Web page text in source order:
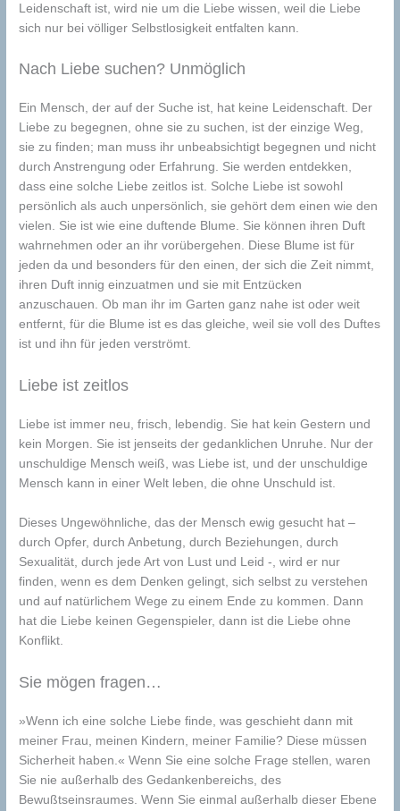
Leidenschaft ist, wird nie um die Liebe wissen, weil die Liebe
sich nur bei völliger Selbstlosigkeit entfalten kann.
Nach Liebe suchen? Unmöglich
Ein Mensch, der auf der Suche ist, hat keine Leidenschaft. Der
Liebe zu begegnen, ohne sie zu suchen, ist der einzige Weg,
sie zu finden; man muss ihr unbeabsichtigt begegnen und nicht
durch Anstrengung oder Erfahrung. Sie werden entdekken,
dass eine solche Liebe zeitlos ist. Solche Liebe ist sowohl
persönlich als auch unpersönlich, sie gehört dem einen wie den
vielen. Sie ist wie eine duftende Blume. Sie können ihren Duft
wahrnehmen oder an ihr vorübergehen. Diese Blume ist für
jeden da und besonders für den einen, der sich die Zeit nimmt,
ihren Duft innig einzuatmen und sie mit Entzücken
anzuschauen. Ob man ihr im Garten ganz nahe ist oder weit
entfernt, für die Blume ist es das gleiche, weil sie voll des Duftes
ist und ihn für jeden verströmt.
Liebe ist zeitlos
Liebe ist immer neu, frisch, lebendig. Sie hat kein Gestern und
kein Morgen. Sie ist jenseits der gedanklichen Unruhe. Nur der
unschuldige Mensch weiß, was Liebe ist, und der unschuldige
Mensch kann in einer Welt leben, die ohne Unschuld ist.
Dieses Ungewöhnliche, das der Mensch ewig gesucht hat –
durch Opfer, durch Anbetung, durch Beziehungen, durch
Sexualität, durch jede Art von Lust und Leid -, wird er nur
finden, wenn es dem Denken gelingt, sich selbst zu verstehen
und auf natürlichem Wege zu einem Ende zu kommen. Dann
hat die Liebe keinen Gegenspieler, dann ist die Liebe ohne
Konflikt.
Sie mögen fragen…
»Wenn ich eine solche Liebe finde, was geschieht dann mit
meiner Frau, meinen Kindern, meiner Familie? Diese müssen
Sicherheit haben.« Wenn Sie eine solche Frage stellen, waren
Sie nie außerhalb des Gedankenbereichs, des
Bewußtseinsraumes. Wenn Sie einmal außerhalb dieser Ebene